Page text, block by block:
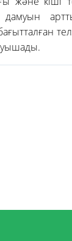
дамуын